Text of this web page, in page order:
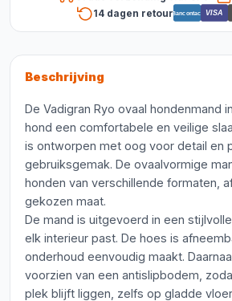
14 dagen retourBancontact VISA
Beschrijving
De Vadigran Ryo ovaal hondenmand
hond een comfortabele en veilige
is ontworpen met oog voor detail en
gebruiksgemak. De ovaalvormige
honden van verschillende formaten,
gekozen maat.
De mand is uitgevoerd in een
elk interieur past. De hoes is
onderhoud eenvoudig maakt.
voorzien van een antislipbodem,
plek blijft liggen, zelfs op gladde